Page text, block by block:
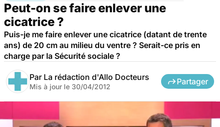
Peut-on se faire enlever une
cicatrice ?
Puis-je me faire enlever une cicatrice (datant de trente
ans) de 20 cm au milieu du ventre ? Serait-ce pris en
charge par la Sécurité sociale ?
Par La rédaction d'Allo Docteurs
Mis à jour le 30/04/2012
Partager